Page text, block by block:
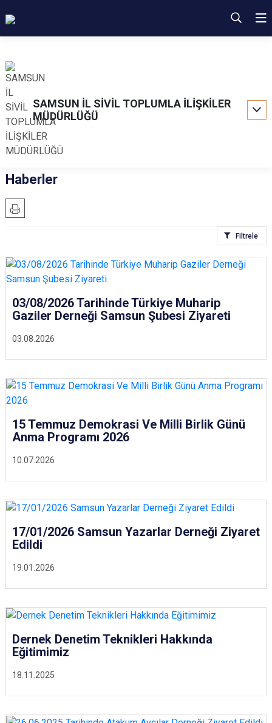
SAMSUN İL SİVİL TOPLUMLA İLİŞKİLER
MÜDÜRLÜĞÜ
Haberler
Filtrele
03.08.2026
03/08/2026 Tarihinde Türkiye Muharip
Gaziler Derneği Samsun Şubesi Ziyareti
10.07.2026
15 Temmuz Demokrasi Ve Milli Birlik Günü
Anma Programı 2026
19.01.2026
17/01/2026 Samsun Yazarlar Derneği Ziyaret
Edildi
18.11.2025
Dernek Denetim Teknikleri Hakkında
Eğitimimiz